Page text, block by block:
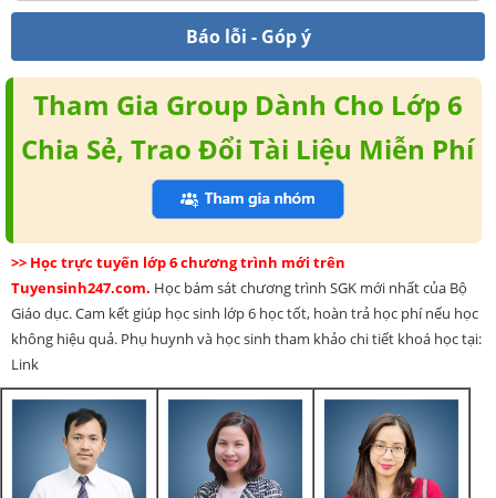
Báo lỗi - Góp ý
Tham Gia Group Dành Cho Lớp 6
Chia Sẻ, Trao Đổi Tài Liệu Miễn Phí
>> Học trực tuyến lớp 6 chương trình mới trên
Tuyensinh247.com. Học bám sát chương trình SGK mới nhất của Bộ
Giáo dục. Cam kết giúp học sinh lớp 6 học tốt, hoàn trả học phí nếu học
không hiệu quả. Phụ huynh và học sinh tham khảo chi tiết khoá học tại:
Link